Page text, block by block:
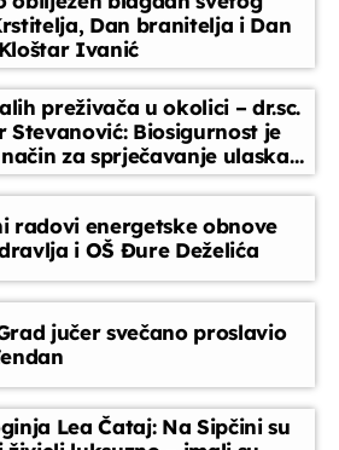
tjedna
blok
uređuju
Dan branitelja i Dan
Ivanić
preživača u okolici – dr.sc.
Stevanović: Biosigurnost je
za sprječavanje ulaska
radovi energetske obnove
i OŠ Đure Deželića
jučer svečano proslavio
Lea Čataj: Na Sipčini su